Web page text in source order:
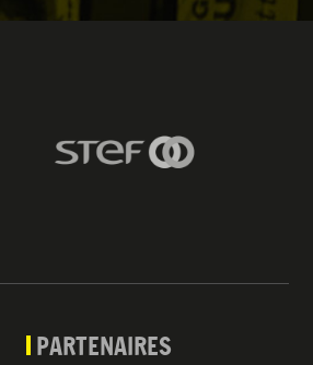
PARTENAIRES